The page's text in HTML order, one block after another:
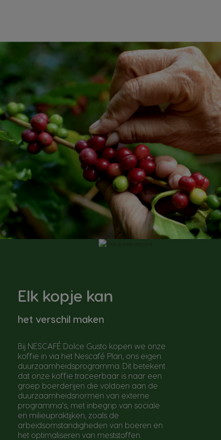
Elk kopje kan
het verschil maken
Bij NESCAFÉ Dolce Gusto kopen we onze
koffie in via het Nescafé Plan, ons eigen
duurzaamheidsprogramma. Dit betekent
dat onze koffie traceerbaar is naar een
groep boerderijen die voldoen aan de
duurzaamheidsnormen van externe
programma's, met inbegrip van sociale
en milieupraktijken, zoals de
arbeidsomstandigheden van boeren en
het optimaliseren van meststoffen.